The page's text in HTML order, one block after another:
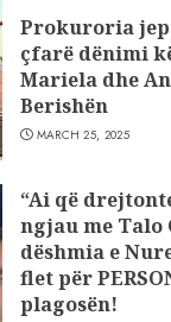
Prokuroria
çfarë dënimi
Mariela dhe
Berishën
MARCH 25, 2025
“Ai që
ngjau me Talo
dëshmia e
flet për
plagosën!